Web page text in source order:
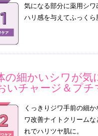
気になる部分に薬用シワ
ハリ感を与えてふっくら
の細かいシワが気
いチャージ＆プ
くっきりジワ手前の細
ワ改善ナイトクリームな
れでハリツヤ肌に。